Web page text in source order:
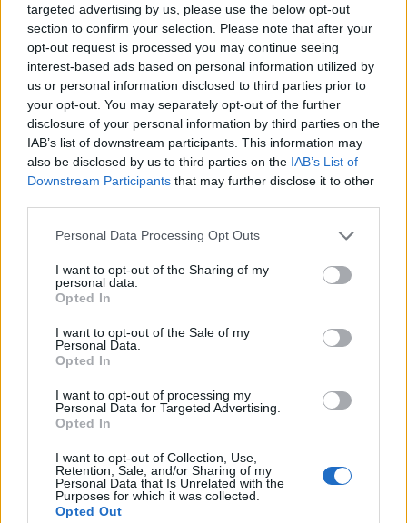
targeted advertising by us, please use the below opt-out
section to confirm your selection. Please note that after your
opt-out request is processed you may continue seeing
interest-based ads based on personal information utilized by
us or personal information disclosed to third parties prior to
your opt-out. You may separately opt-out of the further
disclosure of your personal information by third parties on the
IAB’s list of downstream participants. This information may
also be disclosed by us to third parties on the IAB’s List of
Downstream Participants that may further disclose it to other
Personal Data Processing Opt Outs
I want to opt-out of the Sharing of my
personal data.
Opted In
I want to opt-out of the Sale of my
Personal Data.
Opted In
I want to opt-out of processing my
Personal Data for Targeted Advertising.
Opted In
I want to opt-out of Collection, Use,
Retention, Sale, and/or Sharing of my
Personal Data that Is Unrelated with the
Purposes for which it was collected.
Opted Out
Η Συντακτική ομάδα του Libre
1 Φεβρουαρίου, 2026
Την έναρξη της συζήτησης για τη Συνταγματική
Αναθεώρηση αναμένεται να ανακοινώσει με
τηλεοπτικό μήνυμα ο Κυριάκος Μητσοτάκης ενώ
αμέσως μετά ο κυβερνητικός εκπρόσωπος στην
ενημέρωση των πολιτικών συντακτών η οποία για
αύριο Δευτέρα έχει οριστεί νωρίτερα στις 11.45 θα
απαντήσει σε διευκρινιστικά ερωτήματα των
δημοσιογράφων. Παράλληλα ο πρωθυπουργός
Παπαχελά […]
ΠΕΡΙΣΣΌΤΕΡΑ ...